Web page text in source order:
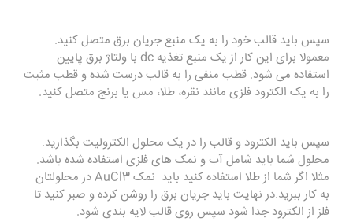
سپس باید قالب خود را به یک منبع جریان برق متصل کنید.
معمولا برای این کار از یک منبع تغذیه dc با ولتاژ برق پایین
استفاده می شود. قطب منفی را به قالب درست شده و قطب مثبت
را به یک الکترود فلزی مانند نقره، طلا، مس یا برنج متصل کنید.
سپس باید الکترود و قالب را در یک محلول الکترولیت بگذارید.
محلول شما باید شامل آب و نمک های فلزی استفاده شده باشد.
مثلا اگر شما از طلا استفاده کنید باید نمک AuCl3 در محلولتان
به کار ببرید.در نهایت باید جریان برق را روشن کرده و صبر کنید تا
فلز از الکترود جدا شود سپس روی قالب لایه بندی شود.